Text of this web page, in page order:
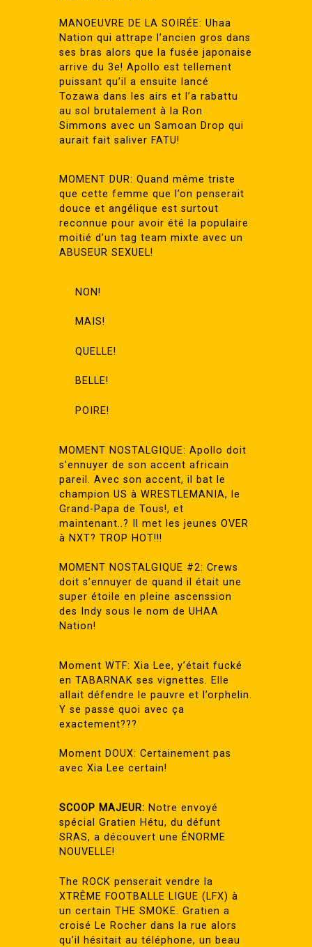
MANOEUVRE DE LA SOIRÉE: Uhaa
Nation qui attrape l’ancien gros dans
ses bras alors que la fusée japonaise
arrive du 3e! Apollo est tellement
puissant qu’il a ensuite lancé
Tozawa dans les airs et l’a rabattu
au sol brutalement à la Ron
Simmons avec un Samoan Drop qui
aurait fait saliver FATU!
MOMENT DUR: Quand même triste
que cette femme que l’on penserait
douce et angélique est surtout
reconnue pour avoir été la populaire
moitié d’un tag team mixte avec un
ABUSEUR SEXUEL!
NON!
MAIS!
QUELLE!
BELLE!
POIRE!
MOMENT NOSTALGIQUE: Apollo doit
s’ennuyer de son accent africain
pareil. Avec son accent, il bat le
champion US à WRESTLEMANIA, le
Grand-Papa de Tous!, et
maintenant..? Il met les jeunes OVER
à NXT? TROP HOT!!!
MOMENT NOSTALGIQUE #2: Crews
doit s’ennuyer de quand il était une
super étoile en pleine ascenssion
des Indy sous le nom de UHAA
Nation!
Moment WTF: Xia Lee, y’était fucké
en TABARNAK ses vignettes. Elle
allait défendre le pauvre et l’orphelin.
Y se passe quoi avec ça
exactement???
Moment DOUX: Certainement pas
avec Xia Lee certain!
SCOOP MAJEUR: Notre envoyé
spécial Gratien Hétu, du défunt
SRAS, a découvert une ÉNORME
NOUVELLE!
The ROCK penserait vendre la
XTRÊME FOOTBALLE LIGUE (LFX) à
un certain THE SMOKE. Gratien a
croisé Le Rocher dans la rue alors
qu’il hésitait au téléphone, un beau